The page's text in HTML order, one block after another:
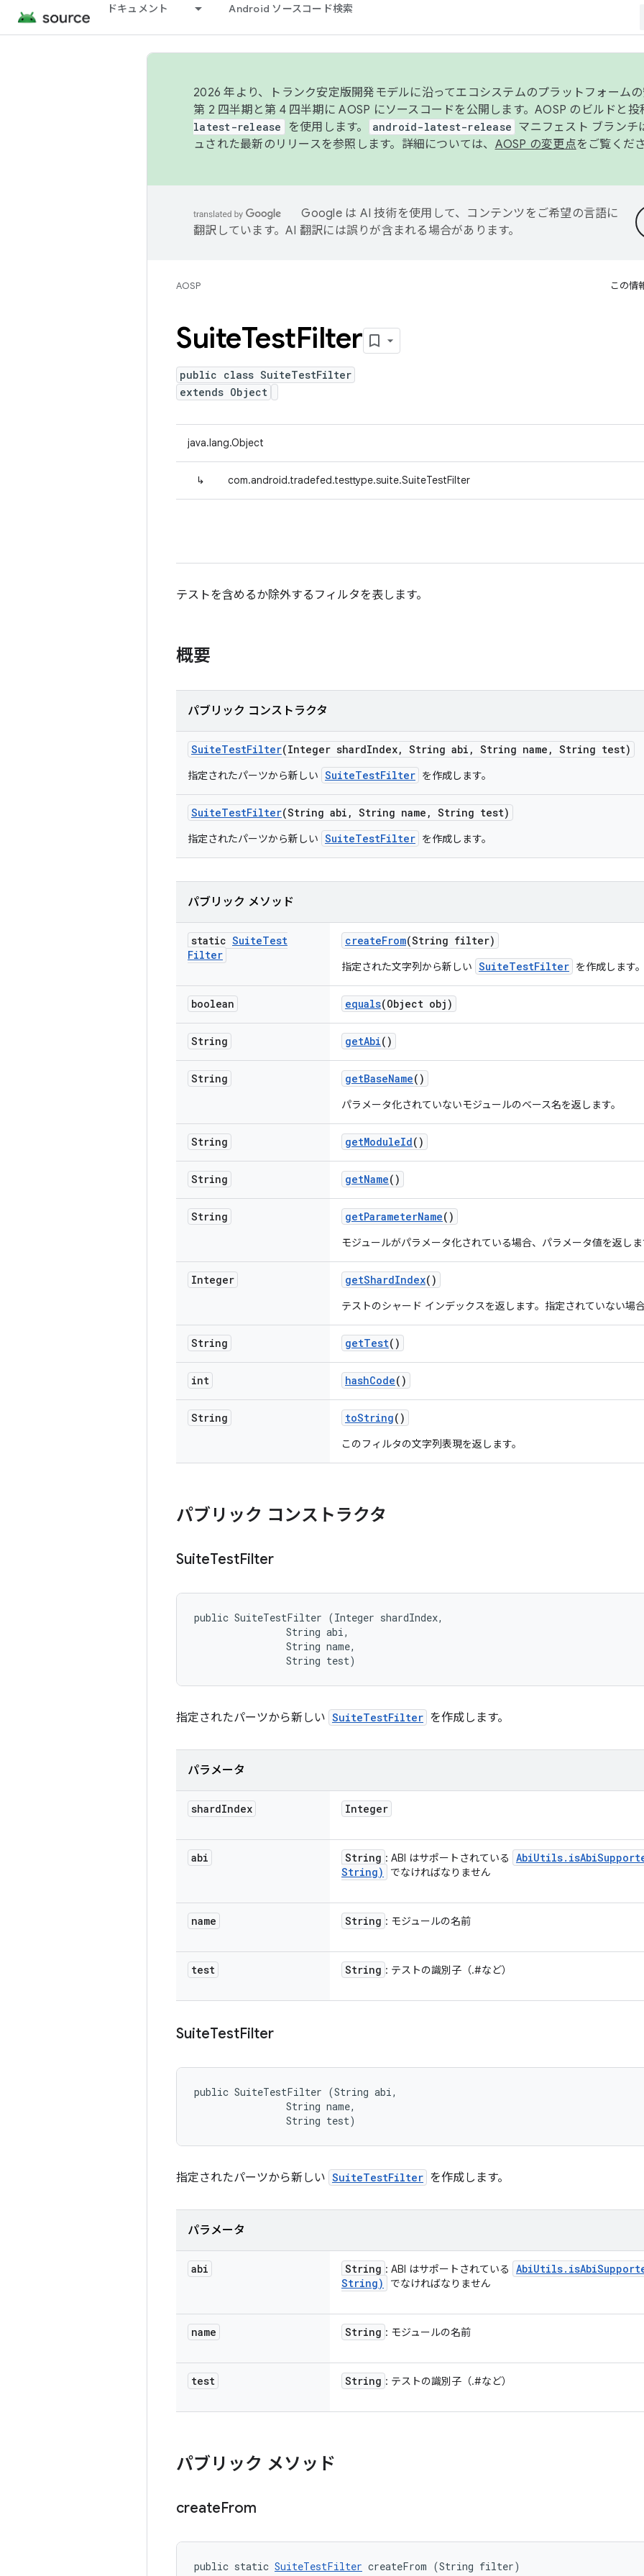
ドキュメント Android ソースコード検索
2026 年より、トランク安定版開発モデルに沿ってエコシステムのプラットフォーム
第 2 四半期と第 4 四半期に AOSP にソースコードを公開します。AOSP のビルドと投
latest-release を使用します。 android-latest-release マニフェスト ブランチ
ュされた最新のリリースを参照します。詳細については、 AOSP の変更点をご覧くだ
Google は AI 技術を使用して、コンテンツをご希望の言語に
翻訳しています。AI 翻訳には誤りが含まれる場合があります。
AOSP この情
SuiteTestFilter
public class SuiteTestFilter
extends Object
java.lang.Object
↳ com.android.tradefed.testtype.suite.SuiteTestFilter
テストを含めるか除外するフィルタを表します。
概要
パブリック コンストラクタ
SuiteTestFilter(Integer shardIndex, String abi , String name , String test)
指定されたパーツから新しい SuiteTestFilter を作成します。
SuiteTestFilter(String abi , String name , String test)
指定されたパーツから新しい SuiteTestFilter を作成します。
パブリック メソッド
static SuiteTest
Filter
createFrom(String filter)
指定された文字列から新しい SuiteTestFilter を作成します
boolean equals(Object obj)
String getAbi()
String getBaseName()
パラメータ化されていないモジュールのベース名を返します。
String getModuleId()
String getName()
String getParameterName()
モジュールがパラメータ化されている場合、パラメータ値を返し
Integer getShardIndex()
テストのシャード インデックスを返します。指定されていない場
String getTest()
int hashCode()
String toString()
このフィルタの文字列表現を返します。
パブリック コンストラクタ
SuiteTestFilter
public SuiteTestFilter (Integer shardIndex,
                String abi,
                String name,
                String test)
指定されたパーツから新しい SuiteTestFilter を作成します。
パラメータ
shardIndex Integer
abi String : ABI はサポートされている AbiUtils.
String)
でなければなりません
name String : モジュールの名前
test String : テストの識別子（.#など）
SuiteTestFilter
public SuiteTestFilter (String abi,
                String name,
                String test)
指定されたパーツから新しい SuiteTestFilter を作成します。
パラメータ
abi String : ABI はサポートされている AbiUtils.
String)
でなければなりません
name String : モジュールの名前
test String : テストの識別子（.#など）
パブリック メソッド
createFrom
public static SuiteTestFilter createFrom (String filter)